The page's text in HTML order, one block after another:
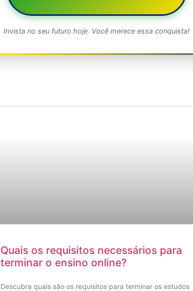
Invista no seu futuro hoje. Você merece essa conquista!
Quais os requisitos necessários para
terminar o ensino online?
Descubra quais são os requisitos para terminar os estudos